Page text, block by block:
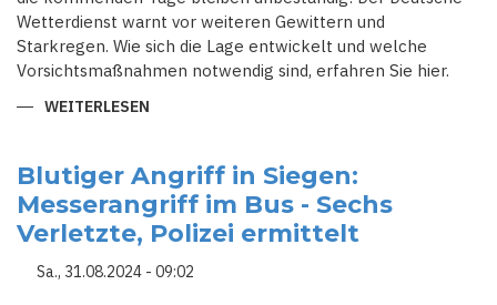
Wetterdienst warnt vor weiteren Gewittern und
Starkregen. Wie sich die Lage entwickelt und welche
Vorsichtsmaßnahmen notwendig sind, erfahren Sie hier.
WEITERLESEN
NRW:
BLITZSCHLÄGE,
ÜBERSCHWEMMUNGEN
UND
VOLLE
KELLER
Blutiger Angriff in Siegen:
Messerangriff im Bus - Sechs
Verletzte, Polizei ermittelt
Sa., 31.08.2024 - 09:02